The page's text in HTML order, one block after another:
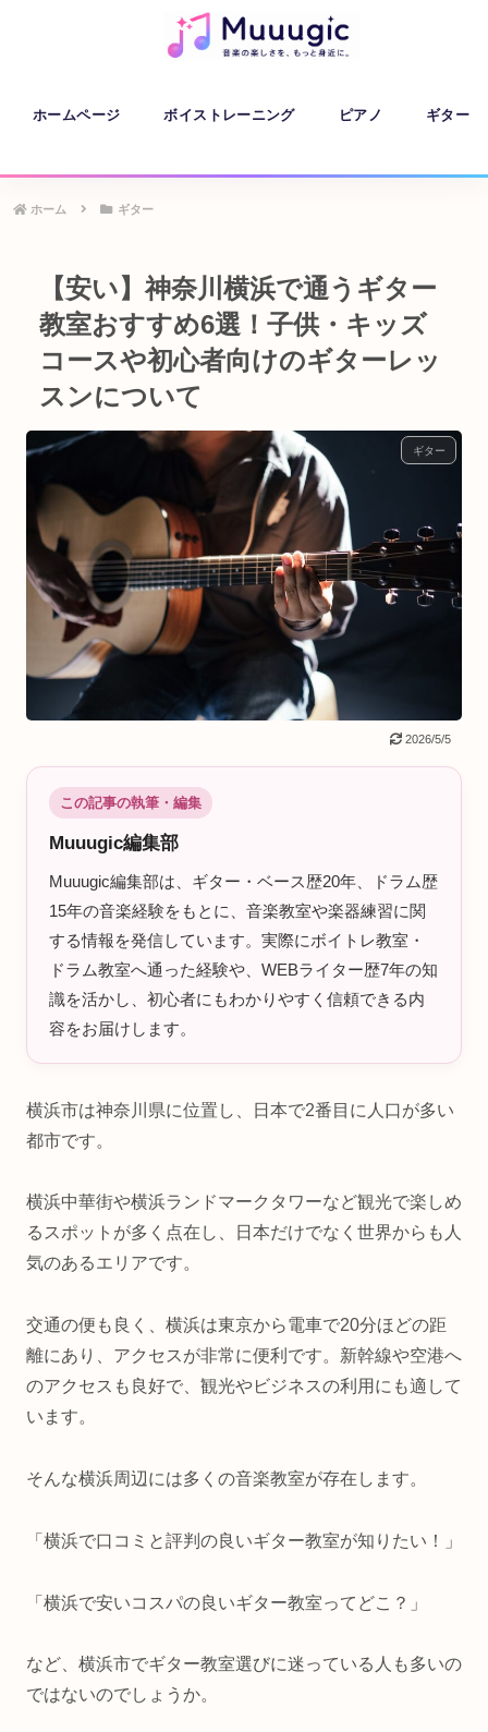
ホームページ ボイストレーニング ピアノ ギター
ホーム ギター
【安い】神奈川横浜で通うギター
教室おすすめ6選！子供・キッズ
コースや初心者向けのギターレッ
スンについて
ギター
2026/5/5
この記事の執筆・編集
Muuugic編集部
Muuugic編集部は、ギター・ベース歴20年、ドラム歴
15年の音楽経験をもとに、音楽教室や楽器練習に関
する情報を発信しています。実際にボイトレ教室・
ドラム教室へ通った経験や、WEBライター歴7年の知
識を活かし、初心者にもわかりやすく信頼できる内
容をお届けします。
横浜市は神奈川県に位置し、日本で2番目に人口が多い
都市です。
横浜中華街や横浜ランドマークタワーなど観光で楽しめ
るスポットが多く点在し、日本だけでなく世界からも人
気のあるエリアです。
交通の便も良く、横浜は東京から電車で20分ほどの距
離にあり、アクセスが非常に便利です。新幹線や空港へ
のアクセスも良好で、観光やビジネスの利用にも適して
います。
そんな横浜周辺には多くの音楽教室が存在します。
「横浜で口コミと評判の良いギター教室が知りたい！」
「横浜で安いコスパの良いギター教室ってどこ？」
など、横浜市でギター教室選びに迷っている人も多いの
ではないのでしょうか。